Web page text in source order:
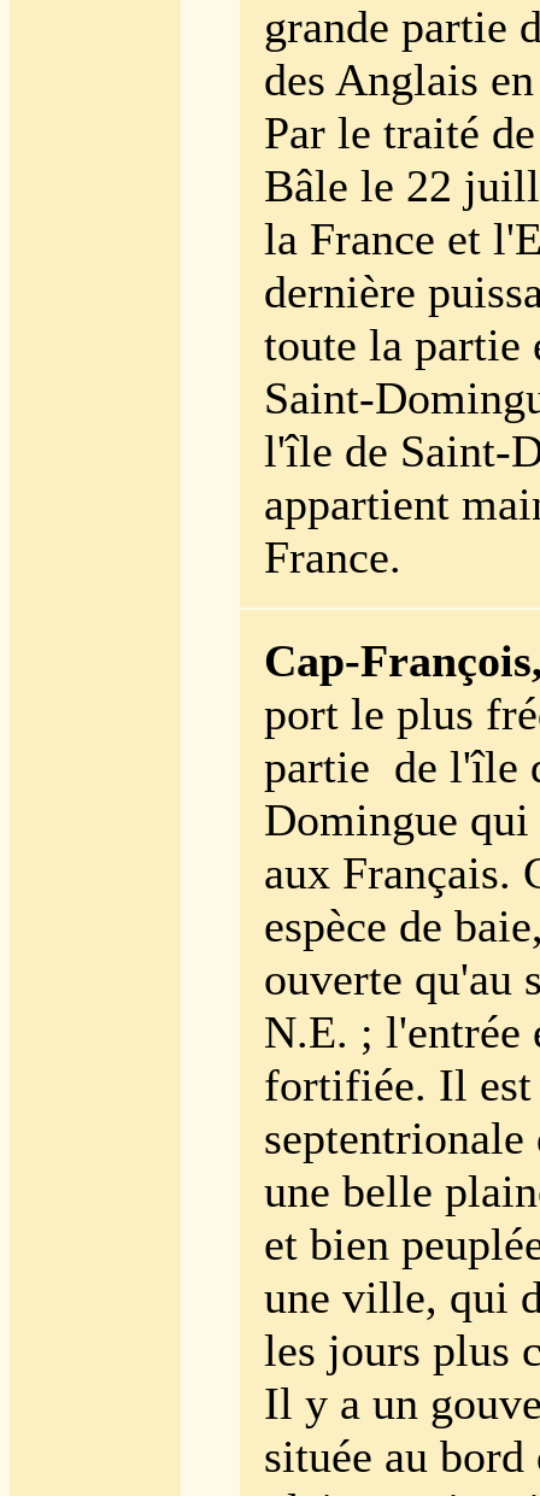
grande partie
des Anglais
Par le traité
Bâle le 22
la France et
dernière
toute la partie
Saint-
l'île de Saint-
appartient
France.
Cap-
port le plus
partie de l'île
Domingue
aux Français.
espèce de
ouverte qu'au
N.E. ; l'entrée
fortifiée. Il est
une belle
et bien
une ville, qui
les jours plus
Il y a un
située au bord